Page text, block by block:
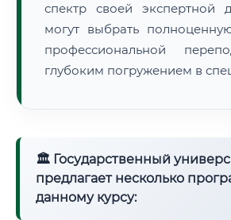
спектр своей экспертной
могут выбрать
профессиональной
глубоким погружением в
🏛 Государственный
предлагает несколько
данному курсу: